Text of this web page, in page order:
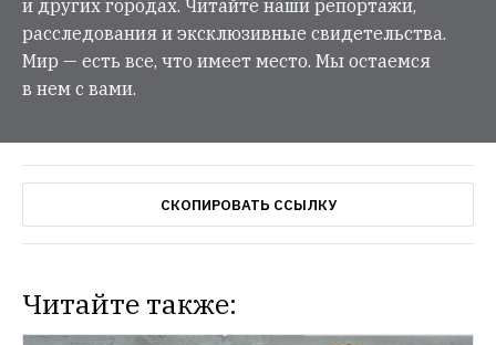
и других городах. Читайте наши репортажи,
расследования и эксклюзивные свидетельства.
Мир — есть все, что имеет место. Мы остаемся
в нем с вами.
СКОПИРОВАТЬ ССЫЛКУ
Читайте также: